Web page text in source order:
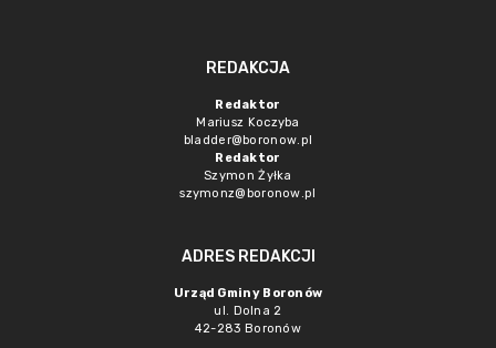
REDAKCJA
Redaktor
Mariusz Koczyba
bladder@boronow.pl
Redaktor
Szymon Żyłka
szymonz@boronow.pl
ADRES REDAKCJI
Urząd Gminy Boronów
ul. Dolna 2
42-283 Boronów